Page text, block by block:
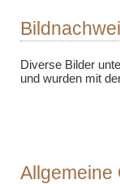
Diverse Bilder
und wurden mit
Allgemeine